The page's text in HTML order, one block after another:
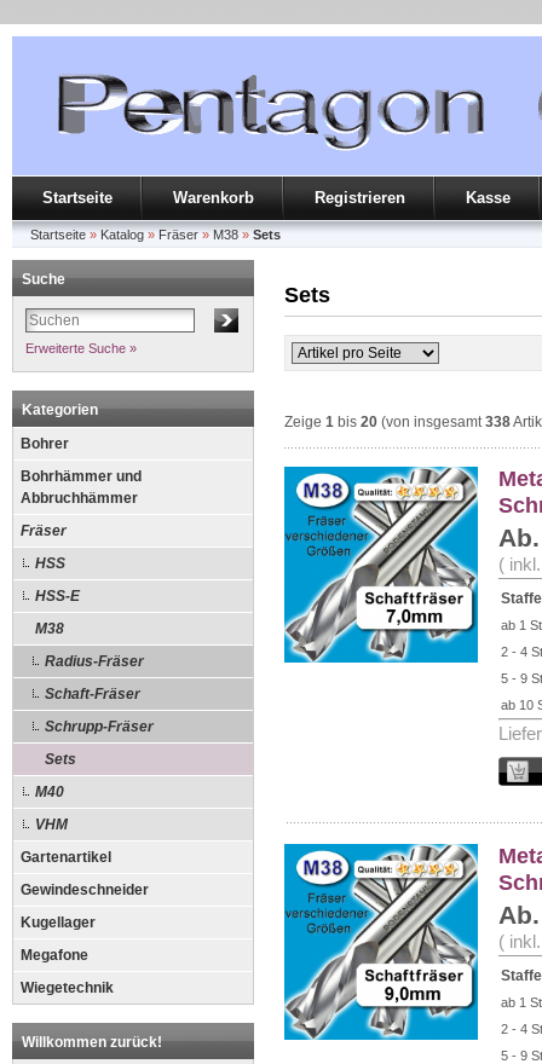
Startseite Warenkorb Registrieren Kasse
Startseite » Katalog » Fräser » M38 » Sets
Suche
Erweiterte Suche »
Kategorien
Bohrer
Bohrhämmer und
Abbruchhämmer
Fräser
HSS
HSS-E
M38
Radius-Fräser
Schaft-Fräser
Schrupp-Fräser
Sets
M40
VHM
Gartenartikel
Gewindeschneider
Kugellager
Megafone
Wiegetechnik
Willkommen zurück!
Sets
Zeige 1 bis 20 (von insgesamt338
(
ab 1
2 - 4
5 - 9
ab 10
(
ab 1
2 - 4
5 - 9